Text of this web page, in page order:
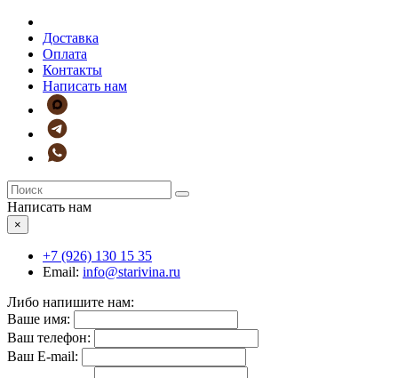
Доставка
Оплата
Контакты
Написать нам
Написать нам
×
+7 (926) 130 15 35
Email: info@starivina.ru
Либо напишите нам:
Ваше имя:
Ваш телефон:
Ваш E-mail: